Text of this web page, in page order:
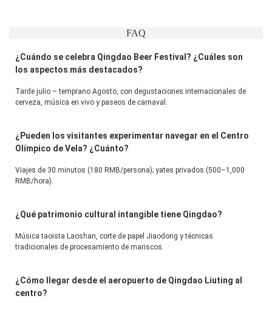
FAQ
¿Cuándo se celebra Qingdao Beer Festival? ¿Cuáles son
los aspectos más destacados?
Tarde julio – temprano Agosto, con degustaciones internacionales de
cerveza, música en vivo y paseos de carnaval.
¿Pueden los visitantes experimentar navegar en el Centro
Olímpico de Vela? ¿Cuánto?
Viajes de 30 minutos (180 RMB/persona); yates privados (500–1,000
RMB/hora).
¿Qué patrimonio cultural intangible tiene Qingdao?
Música taoista Laoshan, corte de papel Jiaodong y técnicas
tradicionales de procesamiento de mariscos.
¿Cómo llegar desde el aeropuerto de Qingdao Liuting al
centro?